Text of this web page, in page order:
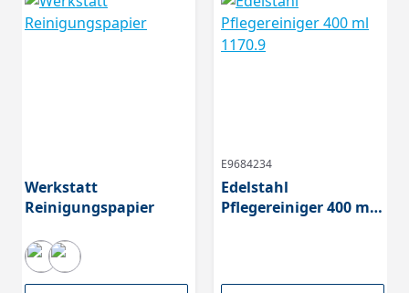
Werkstatt
Reinigungspapier
E9684234
Edelstahl
Pflegereiniger 400 ml